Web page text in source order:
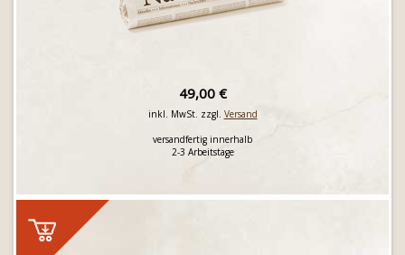
49,00 €
inkl. MwSt. zzgl. Versand
versandfertig innerhalb
2-3 Arbeitstage